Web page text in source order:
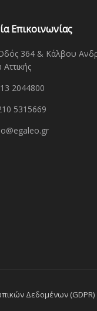
Επικοινωνίας
364 & Κάλβου
2044800
5315669
Δεδομένων (GDPR)